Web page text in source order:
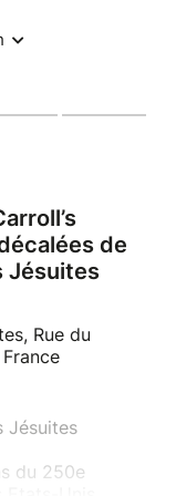
de
Jésuites
Rue du
Jésuites
du 250e